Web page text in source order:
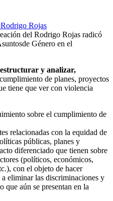
Rojas
y analizar,
de planes, proyectos
tiene que ver con violencia
sobre el cumplimiento de
relacionadas con la equidad de
públicas, planes y
diferenciado que tienen sobre
(políticos, económicos,
con el objeto de hacer
eliminar las discriminaciones y
que aún se presentan en la